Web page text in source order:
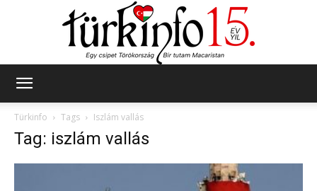
Türkinfo
Tags Iszlám vallás
Tag: iszlám vallás